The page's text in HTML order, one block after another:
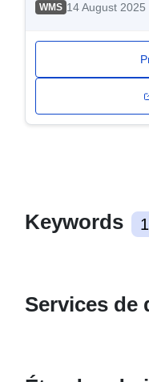
WMS 14 August 2025
Keywords
Services de